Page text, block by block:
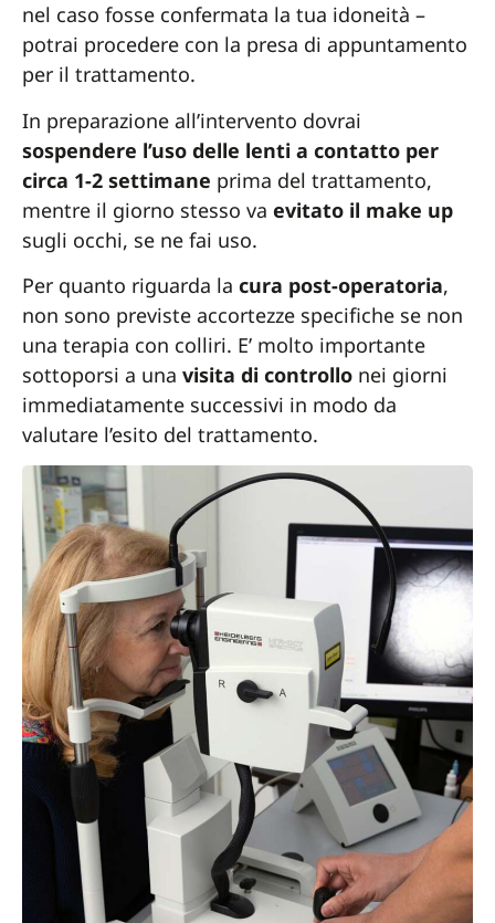
nel caso fosse confermata la tua idoneità –
potrai procedere con la presa di appuntamento
per il trattamento.
In preparazione all’intervento dovrai
sospendere l’uso delle lenti a contatto per
circa 1-2 settimane prima del trattamento,
mentre il giorno stesso va evitato il make up
sugli occhi, se ne fai uso.
Per quanto riguarda la cura post-operatoria,
non sono previste accortezze specifiche se non
una terapia con colliri. E’ molto importante
sottoporsi a una visita di controllo nei giorni
immediatamente successivi in modo da
valutare l’esito del trattamento.